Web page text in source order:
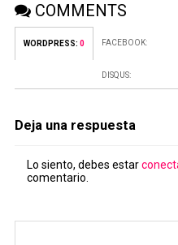
COMMENTS
WORDPRESS: 0 FACEBOOK:
DISQUS:
Deja una respuesta
Lo siento, debes estar
comentario.